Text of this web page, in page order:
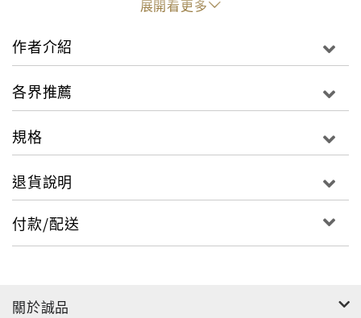
〝春之組曲〞送走寒冬的瀟瑟，迎來一春的風光，春風
徐徐，綠水潺潺，生意盎然。〝換〞承先啓後，送舊迎
新，
迎接夏天的熱鬧、前衛、新潮以及整夜不眠的季節。
是祭典的主旨─頌揚神祇、酬謝大地，它以些微神祕、
懷著感恩的歌聲，歌頌天地的大美、人間的大愛。
展開看更多
作者介紹
各界推薦
規格
退貨說明
付款/配送
關於誠品